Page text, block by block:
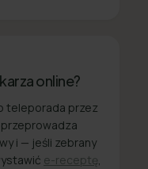
online?
teleporada przez
i — jeśli zebrany
e-receptę